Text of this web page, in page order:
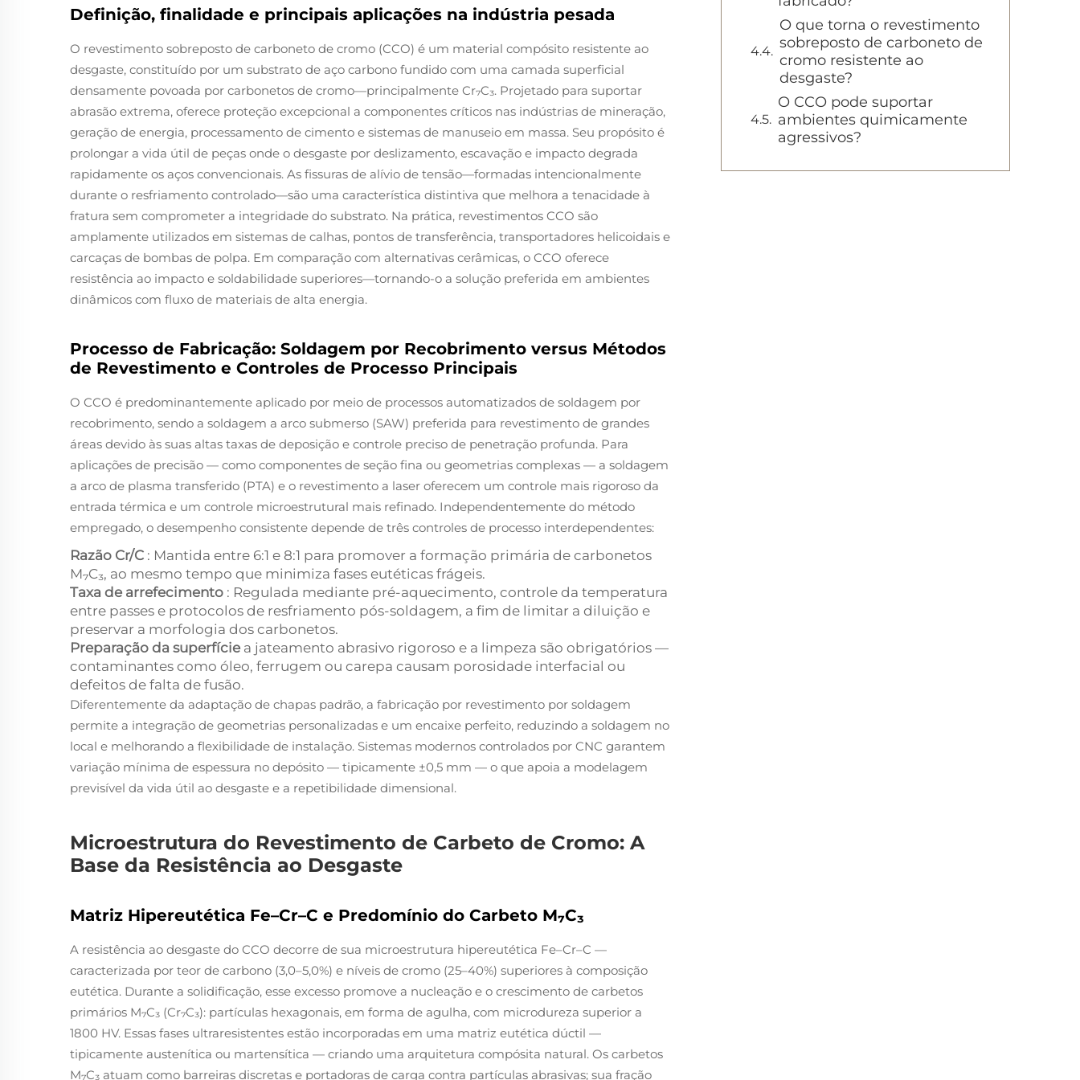
Definição, finalidade e principais aplicações na indústria pesada
O revestimento sobreposto de carboneto de cromo (CCO) é um material compósito resistente ao
desgaste, constituído por um substrato de aço carbono fundido com uma camada superficial
densamente povoada por carbonetos de cromo—principalmente Cr₇C₃. Projetado para suportar
abrasão extrema, oferece proteção excepcional a componentes críticos nas indústrias de mineração,
geração de energia, processamento de cimento e sistemas de manuseio em massa. Seu propósito é
prolongar a vida útil de peças onde o desgaste por deslizamento, escavação e impacto degrada
rapidamente os aços convencionais. As fissuras de alívio de tensão—formadas intencionalmente
durante o resfriamento controlado—são uma característica distintiva que melhora a tenacidade à
fratura sem comprometer a integridade do substrato. Na prática, revestimentos CCO são
amplamente utilizados em sistemas de calhas, pontos de transferência, transportadores helicoidais e
carcaças de bombas de polpa. Em comparação com alternativas cerâmicas, o CCO oferece
resistência ao impacto e soldabilidade superiores—tornando-o a solução preferida em ambientes
dinâmicos com fluxo de materiais de alta energia.
Processo de Fabricação: Soldagem por Recobrimento versus Métodos
de Revestimento e Controles de Processo Principais
O CCO é predominantemente aplicado por meio de processos automatizados de soldagem por
recobrimento, sendo a soldagem a arco submerso (SAW) preferida para revestimento de grandes
áreas devido às suas altas taxas de deposição e controle preciso de penetração profunda. Para
aplicações de precisão — como componentes de seção fina ou geometrias complexas — a soldagem
a arco de plasma transferido (PTA) e o revestimento a laser oferecem um controle mais rigoroso da
entrada térmica e um controle microestrutural mais refinado. Independentemente do método
empregado, o desempenho consistente depende de três controles de processo interdependentes:
Razão Cr/C : Mantida entre 6:1 e 8:1 para promover a formação primária de carbonetos
M₇C₃, ao mesmo tempo que minimiza fases eutéticas frágeis.
Taxa de arrefecimento : Regulada mediante pré-aquecimento, controle da temperatura
entre passes e protocolos de resfriamento pós-soldagem, a fim de limitar a diluição e
preservar a morfologia dos carbonetos.
Preparação da superfície a jateamento abrasivo rigoroso e a limpeza são obrigatórios —
contaminantes como óleo, ferrugem ou carepa causam porosidade interfacial ou
defeitos de falta de fusão.
Diferentemente da adaptação de chapas padrão, a fabricação por revestimento por soldagem
permite a integração de geometrias personalizadas e um encaixe perfeito, reduzindo a soldagem no
local e melhorando a flexibilidade de instalação. Sistemas modernos controlados por CNC garantem
variação mínima de espessura no depósito — tipicamente ±0,5 mm — o que apoia a modelagem
previsível da vida útil ao desgaste e a repetibilidade dimensional.
Microestrutura do Revestimento de Carbeto de Cromo: A
Base da Resistência ao Desgaste
Matriz Hipereutética Fe–Cr–C e Predomínio do Carbeto M₇C₃
A resistência ao desgaste do CCO decorre de sua microestrutura hipereutética Fe–Cr–C —
caracterizada por teor de carbono (3,0–5,0%) e níveis de cromo (25–40%) superiores à composição
eutética. Durante a solidificação, esse excesso promove a nucleação e o crescimento de carbetos
primários M₇C₃ (Cr₇C₃): partículas hexagonais, em forma de agulha, com microdureza superior a
1800 HV. Essas fases ultraresistentes estão incorporadas em uma matriz eutética dúctil —
tipicamente austenítica ou martensítica — criando uma arquitetura compósita natural. Os carbetos
M₇C₃ atuam como barreiras discretas e portadoras de carga contra partículas abrasivas; sua fração
O que torna o revestimento
sobreposto de carboneto de
cromo resistente ao
desgaste?
O CCO pode suportar
ambientes quimicamente
agressivos?